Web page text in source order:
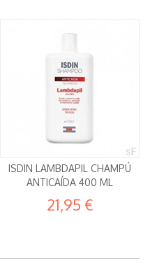
ISDIN LAMBDAPIL CHAMPÚ
ANTICAÍDA 400 ML
21,95 €